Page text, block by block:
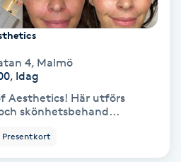
4, Malmö
Idag
Aesthetics! Här utförs
skönhetsbehand...
Presentkort